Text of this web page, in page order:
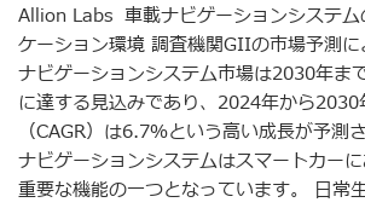
Allion Labs 車載ナビゲーションシステム
ケーション環境 調査機関GIIの市場予測
ナビゲーションシステム市場は2030年ま
に達する見込みであり、2024年から
（CAGR）は6.7％という高い成長が予測
ナビゲーションシステムはスマートカー
重要な機能の一つとなっています。 日常